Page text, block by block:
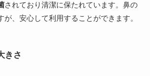
されており清潔に保たれています。鼻の
が、安心して利用することができます。
きさ